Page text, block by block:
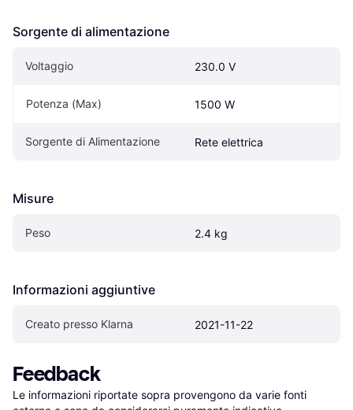
Sorgente di alimentazione
Voltaggio 230.0 V
Potenza (Max) 1500 W
Sorgente di Alimentazione Rete elettrica
Misure
Peso 2.4 kg
Informazioni aggiuntive
Creato presso Klarna 2021-11-22
Feedback
Le informazioni riportate sopra provengono da varie fonti